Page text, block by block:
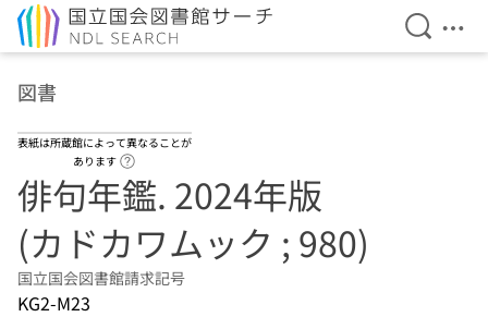
検索を
メ
図書
表紙は所蔵館によって異なることが
あります
俳句年鑑. 2024年版
(カドカワムック ; 980)
国立国会図書館請求記号
KG2-M23